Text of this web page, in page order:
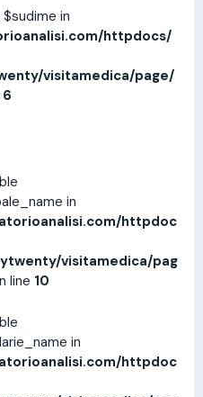
in
httpdocs/
visitamedica/page/
6
in
httpdoc
visitamedica/pag
line 10
in
httpdoc